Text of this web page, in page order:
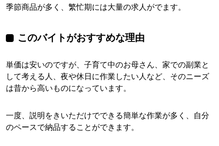
季節商品が多く、繁忙期には大量の求人がでます。
このバイトがおすすめな理由
単価は安いのですが、子育て中のお母さん、家での副業と
して考える人、夜や休日に作業したい人など、そのニーズ
は昔から高いものになっています。
一度、説明をきいただけでできる簡単な作業が多く、自分
のペースで納品することができます。